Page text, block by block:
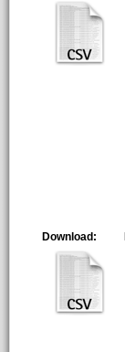
Download: